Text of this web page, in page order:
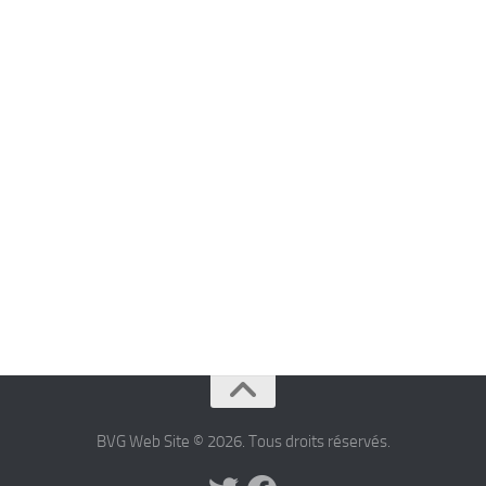
BVG Web Site © 2026. Tous droits réservés.